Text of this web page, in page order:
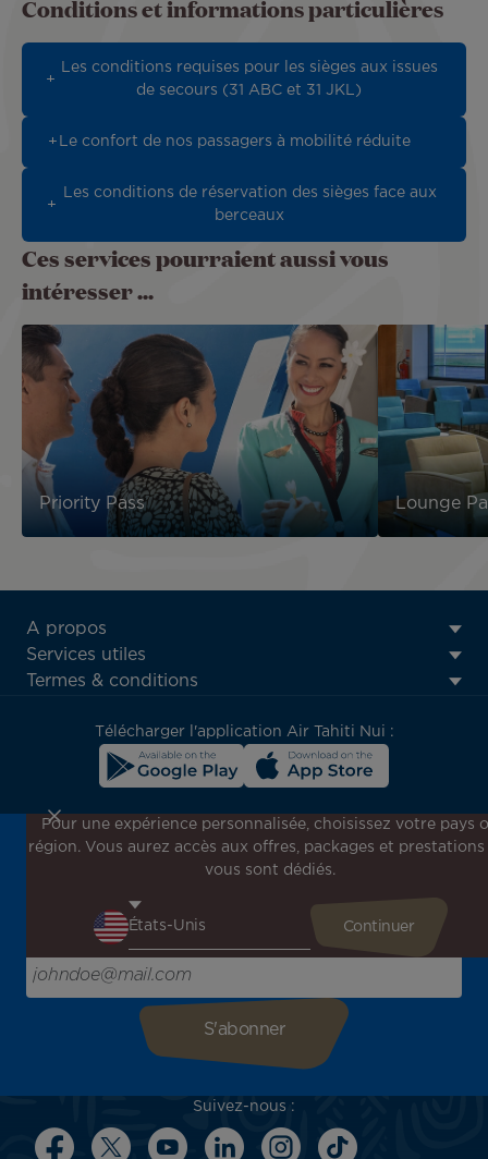
Conditions et informations particulières
Les conditions requises pour les sièges aux issues
de secours (31 ABC et 31 JKL)
Le confort de nos passagers à mobilité réduite
Les conditions de réservation des sièges face aux
berceaux
Ces services pourraient aussi vous
intéresser ...
Priority Pass Lounge
ATN:
Footer
menu
A propos
Services utiles
Termes & conditions
Télécharger l'application Air Tahiti Nui :
Inscrivez-vous à notre newsletter !
Recevez en avant-première toutes nos offres spéciales et
l'inspiration pour votre prochain voyage !
Saisissez votre adresse e-mail ici
Suivez-nous :
Pour une expérience personnalisée, choisissez votre pays
région. Vous aurez accès aux offres, packages et prestations
vous sont dédiés.